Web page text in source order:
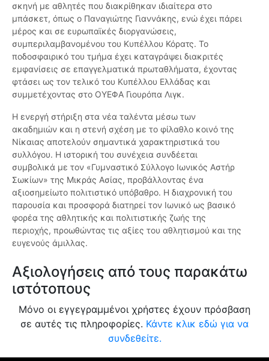
σκηνή με αθλητές που διακρίθηκαν ιδιαίτερα στο
μπάσκετ, όπως ο Παναγιώτης Γιαννάκης, ενώ έχει πάρει
μέρος και σε ευρωπαϊκές διοργανώσεις,
συμπεριλαμβανομένου του Κυπέλλου Κόρατς. Το
ποδοσφαιρικό του τμήμα έχει καταγράψει διακριτές
εμφανίσεις σε επαγγελματικά πρωταθλήματα, έχοντας
φτάσει ως τον τελικό του Κυπέλλου Ελλάδας και
συμμετέχοντας στο ΟΥΕΦΑ Γιουρόπα Λιγκ.
Η ενεργή στήριξη στα νέα ταλέντα μέσω των
ακαδημιών και η στενή σχέση με το φίλαθλο κοινό της
Νίκαιας αποτελούν σημαντικά χαρακτηριστικά του
συλλόγου. Η ιστορική του συνέχεια συνδέεται
συμβολικά με τον «Γυμναστικό Σύλλογο Ιωνικός Αστήρ
Σωκίων» της Μικράς Ασίας, προβάλλοντας ένα
αξιοσημείωτο πολιτιστικό υπόβαθρο. Η διαχρονική του
παρουσία και προσφορά διατηρεί τον Ιωνικό ως βασικό
φορέα της αθλητικής και πολιτιστικής ζωής της
περιοχής, προωθώντας τις αξίες του αθλητισμού και της
ευγενούς άμιλλας.
Αξιολογήσεις από τους παρακάτω
ιστότοπους
Μόνο οι εγγεγραμμένοι χρήστες έχουν πρόσβαση
σε αυτές τις πληροφορίες. Κάντε κλικ εδώ για να
συνδεθείτε.